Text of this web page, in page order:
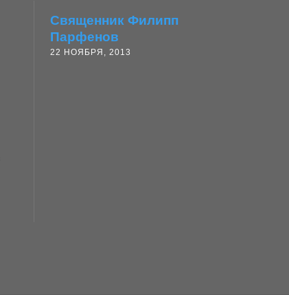
Священник Филипп
Парфенов
22 НОЯБРЯ, 2013